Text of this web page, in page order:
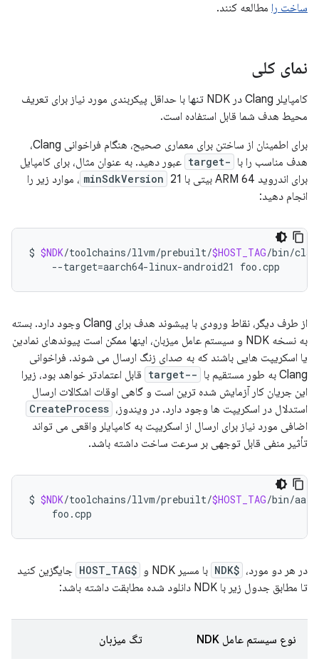
ساخت را مطالعه کنند.
نمای کلی
کامپایلر Clang در NDK تنها با حداقل پیکربندی مورد نیاز برای تعریف
محیط هدف شما قابل استفاده است.
برای اطمینان از ساختن برای معماری صحیح، هنگام فراخوانی Clang،
هدف مناسب را با -target
عبور دهید. به عنوان مثال، برای کامپایل
برای اندروید ARM 64 بیتی با
minSdkVersion 21، موارد زیر را
انجام دهید:
$ $NDK/toolchains/llvm/prebuilt/$HOST_TAG/bin/
--target=aarch64-linux-android21
از طرف دیگر، نقاط ورودی با پیشوند هدف برای Clang وجود دارد. بسته
به نسخه NDK و سیستم عامل میزبان، اینها ممکن است پیوندهای نمادین
یا اسکریپت هایی باشند که به صدای زنگ ارسال می شوند. فراخوانی
Clang به طور مستقیم با
--target
قابل اعتمادتر خواهد بود، زیرا
این جریان کار آزمایش شده ترین است و گاهی اوقات اشکالات ارسال
استدلال در اسکریپت ها وجود دارد. در ویندوز، CreateProcess
اضافی مورد نیاز برای ارسال از اسکریپت به کامپایلر واقعی می تواند
تأثیر منفی قابل توجهی بر سرعت ساخت داشته باشد.
$ $NDK/toolchains/llvm/prebuilt/$HOST_TAG/bin/
در هر دو مورد، $NDK با مسیر NDK و $HOST_TAG
جایگزین کنید
تا مطابق جدول زیر با NDK دانلود شده مطابقت داشته باشد:
نوع سیستم عامل NDK تگ میزبان